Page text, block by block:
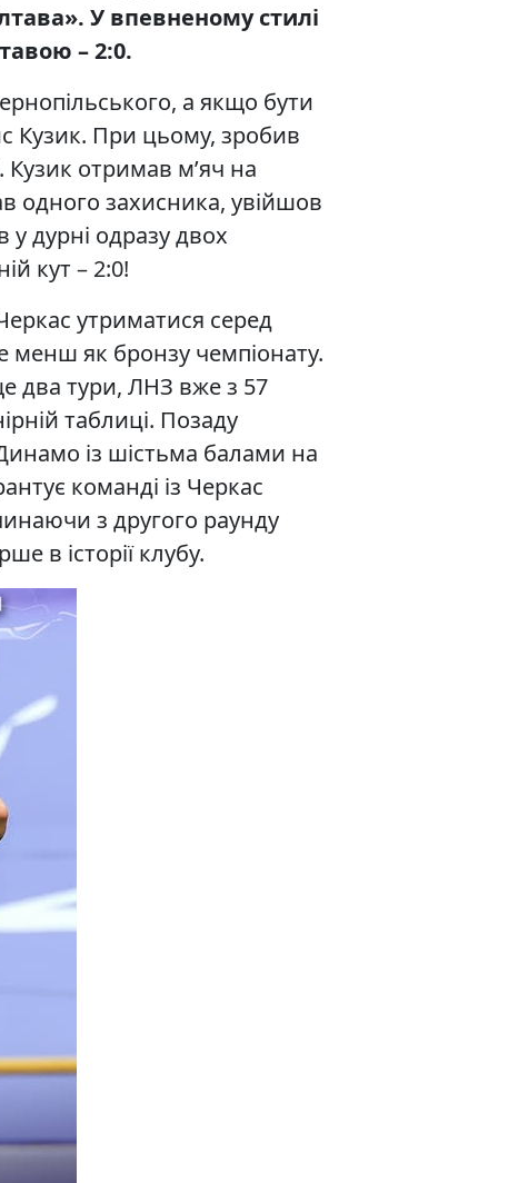
У впевненому стилі
– 2:0.
а якщо бути
Кузик. При цьому, зробив
отримав м’яч на
одного захисника, увійшов
дурні одразу двох
кут – 2:0!
утриматися серед
як бронзу чемпіонату.
два тури, ЛНЗ вже з 57
таблиці. Позаду
із шістьма балами на
команді із Черкас
з другого раунду
в історії клубу.